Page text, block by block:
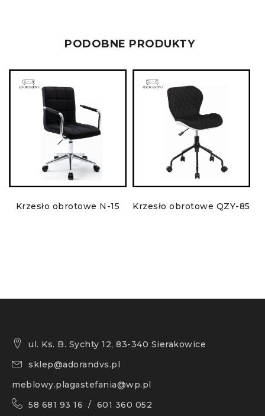
PODOBNE PRODUKTY
Krzesło obrotowe N-15 Krzesło obrotowe QZY-85
ul. Ks. B. Sychty 12, 83-340 Sierakowice
sklep@adorandvs.pl
meblowy.plagastefania@wp.pl
58 681 93 16 / 601 360 052